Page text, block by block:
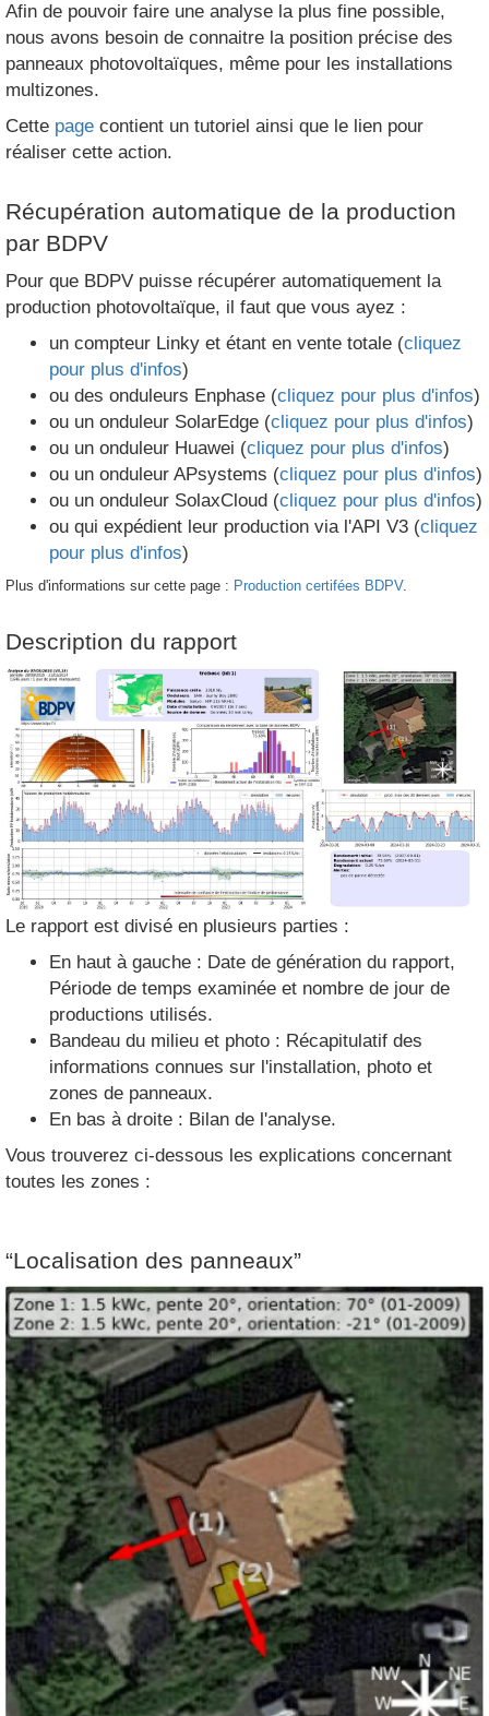
Afin de pouvoir faire une analyse la plus fine possible,
nous avons besoin de connaitre la position précise des
panneaux photovoltaïques, même pour les installations
multizones.
Cette page contient un tutoriel ainsi que le lien pour
réaliser cette action.
Récupération automatique de la production
par BDPV
Pour que BDPV puisse récupérer automatiquement la
production photovoltaïque, il faut que vous ayez :
un compteur Linky et étant en vente totale (cliquez
pour plus d'infos)
ou des onduleurs Enphase (cliquez pour plus d'infos)
ou un onduleur SolarEdge (cliquez pour plus d'infos)
ou un onduleur Huawei (cliquez pour plus d'infos)
ou un onduleur APsystems (cliquez pour plus d'infos)
ou un onduleur SolaxCloud (cliquez pour plus d'infos)
ou qui expédient leur production via l'API V3 (cliquez
pour plus d'infos)
Plus d'informations sur cette page : Production certifées BDPV.
Description du rapport
Le rapport est divisé en plusieurs parties :
En haut à gauche : Date de génération du rapport,
Période de temps examinée et nombre de jour de
productions utilisés.
Bandeau du milieu et photo : Récapitulatif des
informations connues sur l'installation, photo et
zones de panneaux.
En bas à droite : Bilan de l'analyse.
Vous trouverez ci-dessous les explications concernant
toutes les zones :
“Localisation des panneaux”